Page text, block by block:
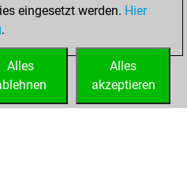
eingesetzt werden. Hier
.
Alles
akzeptieren
Alles